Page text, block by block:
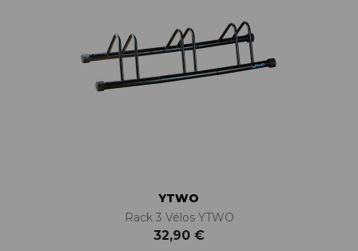
YTWO
Rack 3 Vélos YTWO
32,90 €